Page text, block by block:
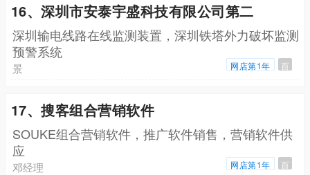
16、深圳市安泰宇盛科技有限公司第二
深圳输电线路在线监测装置，深圳铁塔外力破坏监测
预警系统
景 网店第1年 百
17、搜客组合营销软件
SOUKE组合营销软件，推广软件销售，营销软件供
应
邓经理 网店第1年 百